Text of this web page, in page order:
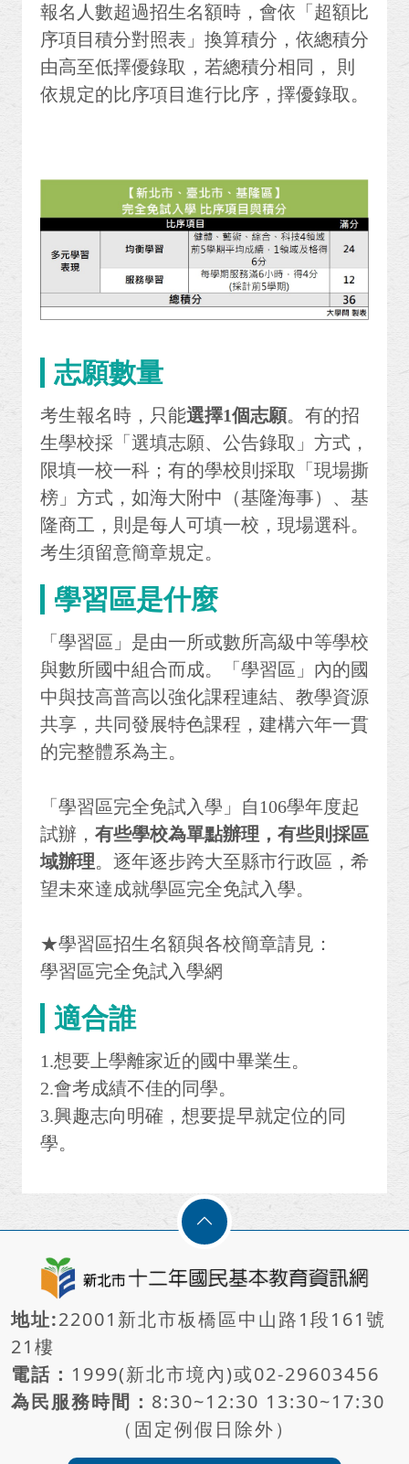
報名人數超過招生名額時，會依「超額比
序項目積分對照表」換算積分，依總積分
由高至低擇優錄取，若總積分相同， 則
依規定的比序項目進行比序，擇優錄取。
志願數量
考生報名時，只能選擇1個志願。有的招
生學校採「選填志願、公告錄取」方式，
限填一校一科；有的學校則採取「現場撕
榜」方式，如海大附中（基隆海事）、基
隆商工，則是每人可填一校，現場選科。
考生須留意簡章規定。
學習區是什麼
「學習區」是由一所或數所高級中等學校
與數所國中組合而成。「學習區」內的國
中與技高普高以強化課程連結、教學資源
共享，共同發展特色課程，建構六年一貫
的完整體系為主。
「學習區完全免試入學」自106學年度起
試辦， 有些學校為單點辦理，有些則採區
域辦理。逐年逐步跨大至縣市行政區，希
望未來達成就學區完全免試入學。
★學習區招生名額與各校簡章請見：
學習區完全免試入學網
適合誰
1.想要上學離家近的國中畢業生。
2.會考成績不佳的同學。
3.興趣志向明確，想要提早就定位的同
學。
地址:22001新北市板橋區中山路1段161號
21樓
電話： 1999(新北市境內)或02-29603456
為民服務時間： 8:30~12:30 13:30~17:30
（固定例假日除外）